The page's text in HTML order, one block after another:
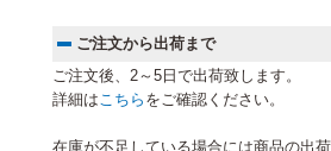
ご注文から出荷まで
ご注文後、2～5日で出荷致します。
詳細はこちら をご確認ください。
在庫が不足している場合には商品の出